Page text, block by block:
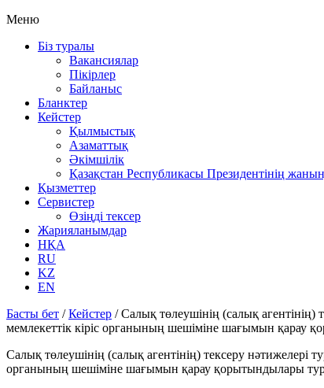
Меню
Біз туралы
Вакансиялар
Пікірлер
Байланыс
Бланктер
Кейстер
Қылмыстық
Азаматтық
Әкімшілік
Қазақстан Республикасы Президентінің
Қызметтер
Сервистер
Өзіңді тексер
Жарияланымдар
НҚА
RU
KZ
EN
Басты бет /Кейстер /Салық төлеушінің (салық
мемлекеттік кіріс органының шешіміне шағымын қарау
Салық төлеушінің (салық агентінің) тексеру
органының шешіміне шағымын қарау қорытындылары